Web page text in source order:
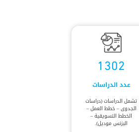
1302
عدد الدراسات
تشمل الدراسات (دراسات
الجدوى – خطط العمل –
الخطط التسويقية –
البزنس موديل).